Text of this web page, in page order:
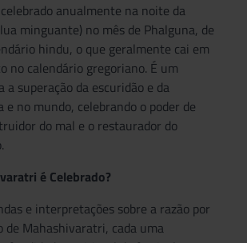
anualmente na noite da
minguante) no mês de Phalguna, de
hindu, o que geralmente cai em
no calendário gregoriano. É um
superação da escuridão e da
e no mundo, celebrando o poder de
do mal e o restaurador do
é Celebrado?
e interpretações sobre a razão por
de Mahashivaratri, cada uma